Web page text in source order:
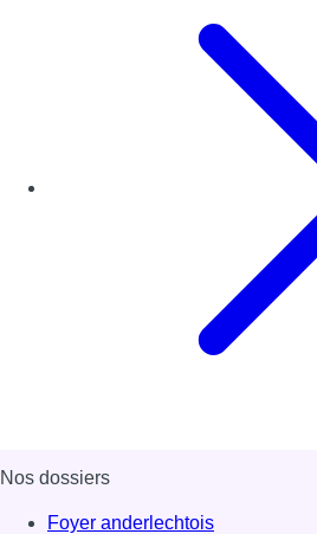
Nos dossiers
Foyer anderlechtois